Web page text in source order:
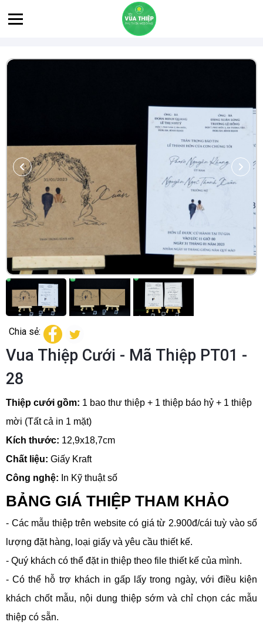
Chia sẻ:
Vua Thiệp Cưới - Mã Thiệp PT01 -
28
Thiệp cưới gồm: 1 bao thư thiệp + 1 thiệp báo hỷ + 1 thiệp
mời (Tất cả in 1 mặt)
Kích thước: 12,9x18,7cm
Chất liệu: Giấy Kraft
Công nghệ: In Kỹ thuật số
BẢNG GIÁ THIỆP THAM KHẢO
- Các mẫu thiệp trên website có giá từ 2.900đ/cái tuỳ vào số
lượng đặt hàng, loại giấy và yêu cầu thiết kế.
- Quý khách có thể đặt in thiệp theo file thiết kế của mình.
- Có thể hỗ trợ khách in gấp lấy trong ngày, với điều kiện
khách chốt mẫu, nội dung thiệp sớm và chỉ chọn các mẫu
thiệp có sẵn.